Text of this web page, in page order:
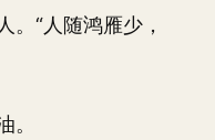
。“人随鸿雁少，
。